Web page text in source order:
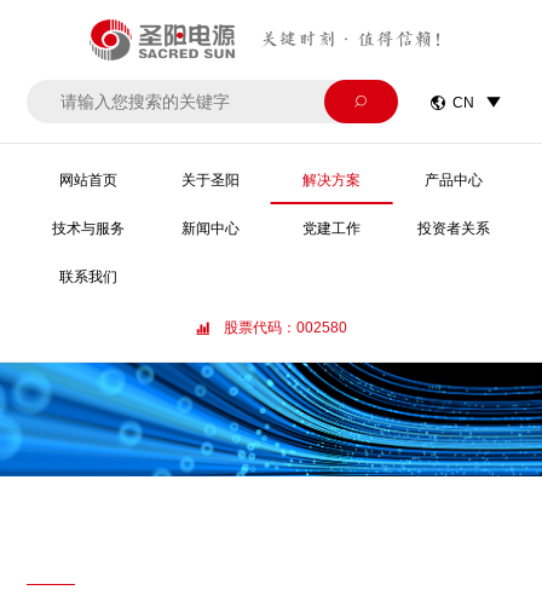
关键时刻·值得信赖！
  CN 
网站首页 关于圣阳 解决方案 产品中心
技术与服务 新闻中心 党建工作 投资者关系
联系我们
 股票代码：002580